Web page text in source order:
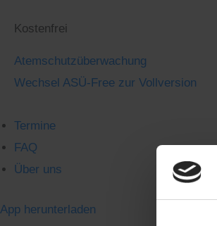
Kostenfrei
Atemschutzüberwachung
Wechsel ASÜ-Free zur Vollversion
Termine
FAQ
Über uns
App herunterladen